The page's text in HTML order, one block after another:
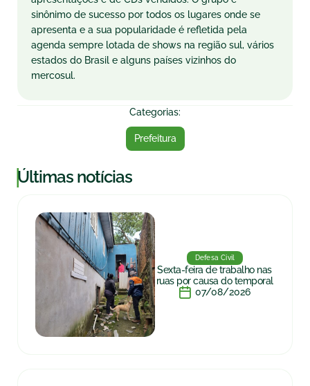
sinônimo de sucesso por todos os lugares onde se
apresenta e a sua popularidade é refletida pela
agenda sempre lotada de shows na região sul, vários
estados do Brasil e alguns países vizinhos do
mercosul.
Categorias:
Prefeitura
|Últimas notícias
Defesa Civil
Sexta-feira de trabalho nas
ruas por causa do temporal
07/08/2026